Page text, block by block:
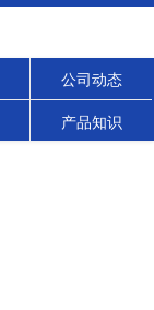
公司动态
产品知识